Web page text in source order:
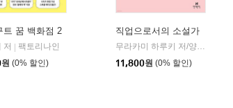
트 꿈 백화점 2
저
팩토리나인
원 (0% 할인)
직업으로서의 소설가
무라카미 하루키 저/양윤옥 역
11,800원 (0% 할인)